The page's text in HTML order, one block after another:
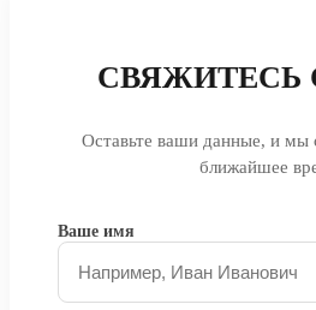
СВЯЖИТЕСЬ
Оставьте ваши данные, и мы
ближайшее
Ваше имя